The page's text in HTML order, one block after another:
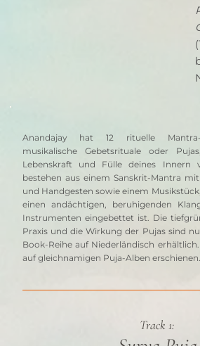
Anandajay hat 12 rituelle Mantra-
musikalische Gebetsrituale oder
Lebenskraft und Fülle deines Innern
bestehen aus einem Sanskrit-Mantra
und Handgesten sowie einem
einen andächtigen, beruhigenden
Instrumenten eingebettet ist. Die
Praxis und die Wirkung der Pujas sind
Book-Reihe auf Niederländisch
auf gleichnamigen Puja-Alben erschienen.
Track 1: